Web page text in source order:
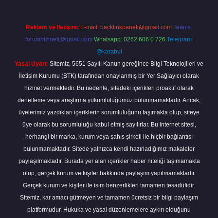
Reklam ve İletişim: E-mail: backlinkpaneli@gmail.com Teams:
forumhizmeti@gmail.com Whatsapp: 0262 606 0 726 Telegram:
@karabul
Yasal Uyarı: Sitemiz, 5651 Sayılı Kanun gereğince Bilgi Teknolojileri ve
İletişim Kurumu (BTK) tarafından onaylanmış bir Yer Sağlayıcı olarak
hizmet vermektedir. Bu nedenle, sitedeki içerikleri proaktif olarak
denetleme veya araştırma yükümlülüğümüz bulunmamaktadır. Ancak,
üyelerimiz yazdıkları içeriklerin sorumluluğunu taşımakta olup, siteye
üye olarak bu sorumluluğu kabul etmiş sayılırlar. Bu internet sitesi,
herhangi bir marka, kurum veya şahıs şirketi ile hiçbir bağlantısı
bulunmamaktadır. Sitede yalnızca kendi hazırladığımız makaleler
paylaşılmaktadır. Burada yer alan içerikler haber niteliği taşımamakta
olup, gerçek kurum ve kişiler hakkında paylaşım yapılmamaktadır.
Gerçek kurum ve kişiler ile isim benzerlikleri tamamen tesadüfidir.
Sitemiz, kar amacı gütmeyen ve tamamen ücretsiz bir bilgi paylaşım
platformudur. Hukuka ve yasal düzenlemelere aykırı olduğunu